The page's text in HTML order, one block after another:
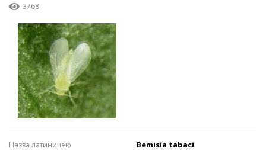
3768
Назва латиницею Bemisia tabaci